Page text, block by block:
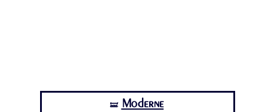
🝛 Moderne